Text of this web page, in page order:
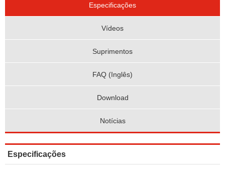
Especificações
Vídeos
Suprimentos
FAQ (Inglês)
Download
Notícias
Especificações